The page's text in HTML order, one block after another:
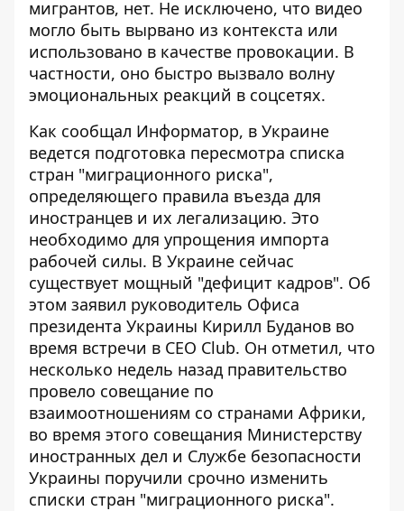
мигрантов, нет. Не исключено, что видео
могло быть вырвано из контекста или
использовано в качестве провокации. В
частности, оно быстро вызвало волну
эмоциональных реакций в соцсетях.
Как сообщал Информатор, в Украине
ведется подготовка пересмотра списка
стран "миграционного риска",
определяющего правила въезда для
иностранцев и их легализацию. Это
необходимо для упрощения импорта
рабочей силы. В Украине сейчас
существует мощный "дефицит кадров". Об
этом заявил руководитель Офиса
президента Украины Кирилл Буданов во
время встречи в CEO Club. Он отметил, что
несколько недель назад правительство
провело совещание по
взаимоотношениям со странами Африки,
во время этого совещания Министерству
иностранных дел и Службе безопасности
Украины поручили срочно изменить
списки стран "миграционного риска".